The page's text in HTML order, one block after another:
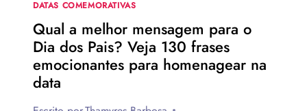
DATAS COMEMORATIVAS
Qual a melhor mensagem para o
Dia dos Pais? Veja 130 frases
emocionantes para homenagear na
data